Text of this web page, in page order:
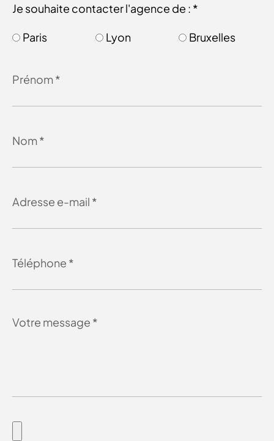
Je souhaite contacter l'agence de : *
Paris Lyon Bruxelles